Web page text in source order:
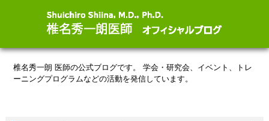
椎名秀一朗 医師の公式ブログです。
学会・研究会、イベント、トレ
ーニングプログラムなどの活動を発信しています。